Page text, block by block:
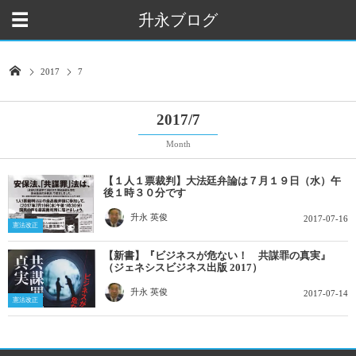
升永ブログ
2017 7
2017/7
Month
憲法改正
【１人１票裁判】大法廷弁論は７月１９日（水）午
後１時３０分です
升永 英俊 2017-07-16
憲法改正
【新書】『ビジネスが危ない！ 共謀罪の真実』
（ジェネシスビジネス出版 2017）
升永 英俊 2017-07-14